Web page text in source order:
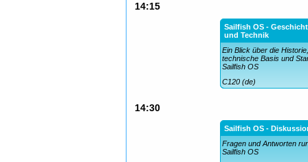
14:15
Sailfish OS -
und Technik
Ein Blick über die
technische Basis und
Sailfish OS
C120 (de)
14:30
Sailfish OS -
Fragen und Antworten
Sailfish OS